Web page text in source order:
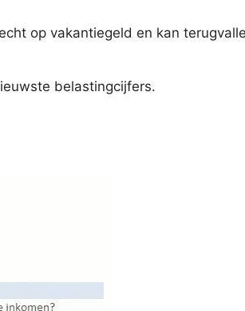
op vakantiegeld en kan
belastingcijfers.